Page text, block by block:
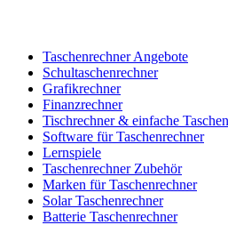
Taschenrechner Angebote
Schultaschenrechner
Grafikrechner
Finanzrechner
Tischrechner & einfache
Software für Taschenrechner
Lernspiele
Taschenrechner Zubehör
Marken für Taschenrechner
Solar Taschenrechner
Batterie Taschenrechner